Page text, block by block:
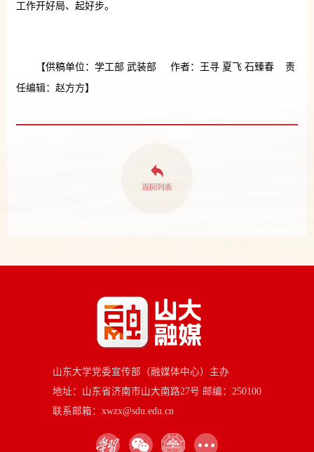
工作开好局、起好步。
【供稿单位：学工部 武装部 作者：王寻 夏飞 石臻春 责
任编辑：赵方方】
山东大学党委宣传部（融媒体中心）主办
地址：山东省济南市山大南路27号 邮编：250100
联系邮箱：xwzx@sdu.edu.cn